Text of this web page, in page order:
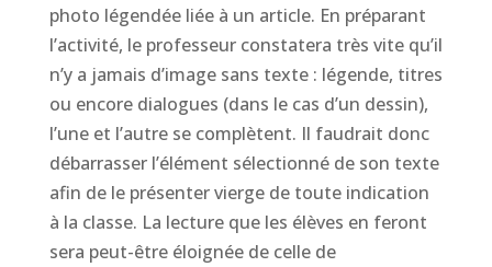
photo légendée liée à un article. En préparant
l’activité, le professeur constatera très vite qu’il
n’y a jamais d’image sans texte : légende, titres
ou encore dialogues (dans le cas d’un dessin),
l’une et l’autre se complètent. Il faudrait donc
débarrasser l’élément sélectionné de son texte
afin de le présenter vierge de toute indication
à la classe. La lecture que les élèves en feront
sera peut-être éloignée de celle de